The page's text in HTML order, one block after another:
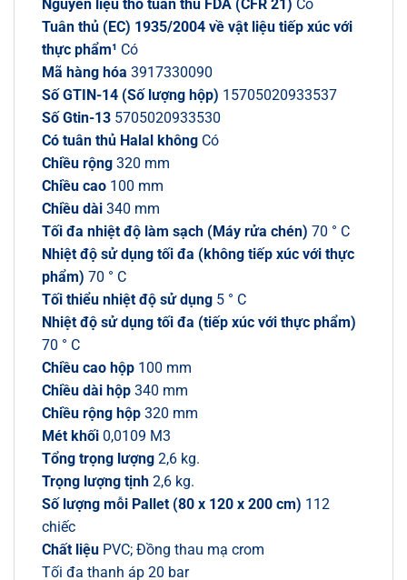
Nguyên liệu thô tuân thủ FDA (CFR 21) Có
Tuân thủ (EC) 1935/2004 về vật liệu tiếp xúc với
thực phẩm¹ Có
Mã hàng hóa 3917330090
Số GTIN-14 (Số lượng hộp) 15705020933537
Số Gtin-13 5705020933530
Có tuân thủ Halal không Có
Chiều rộng 320 mm
Chiều cao 100 mm
Chiều dài 340 mm
Tối đa nhiệt độ làm sạch (Máy rửa chén) 70 ° C
Nhiệt độ sử dụng tối đa (không tiếp xúc với thực
phẩm) 70 ° C
Tối thiểu nhiệt độ sử dụng 5 ° C
Nhiệt độ sử dụng tối đa (tiếp xúc với thực phẩm)
70 ° C
Chiều cao hộp 100 mm
Chiều dài hộp 340 mm
Chiều rộng hộp 320 mm
Mét khối 0,0109 M3
Tổng trọng lượng 2,6 kg.
Trọng lượng tịnh 2,6 kg.
Số lượng mỗi Pallet (80 x 120 x 200 cm) 112
chiếc
Chất liệu PVC; Đồng thau mạ crom
Tối đa thanh áp 20 bar